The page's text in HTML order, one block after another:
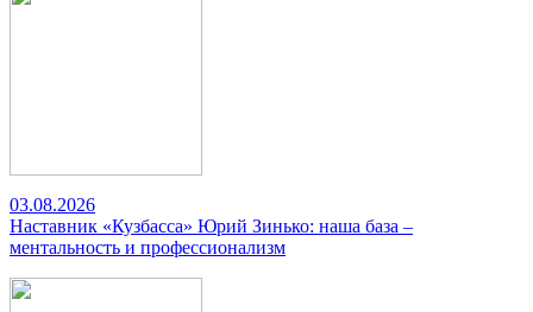
03.08.2026
Наставник «Кузбасса» Юрий Зинько: наша база –
ментальность и профессионализм